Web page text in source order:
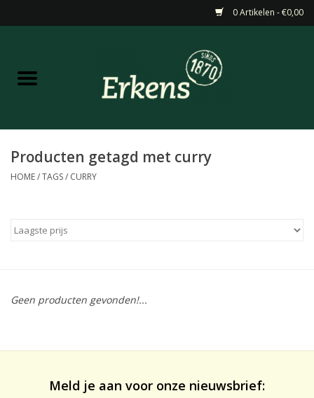
0 Artikelen - €0,00
Home
Barneveldse specialiteiten
Gedistilleerd &
Producten getagd met curry
HOME/TAGS/ CURRY
Geen producten gevonden!...
Meld je aan voor onze nieuwsbrief: